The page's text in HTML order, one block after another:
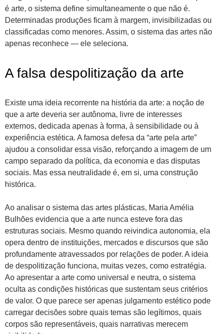
é arte, o sistema define simultaneamente o que não é.
Determinadas produções ficam à margem, invisibilizadas ou
classificadas como menores. Assim, o sistema das artes não
apenas reconhece — ele seleciona.
A falsa despolitização da arte
Existe uma ideia recorrente na história da arte: a noção de
que a arte deveria ser autônoma, livre de interesses
externos, dedicada apenas à forma, à sensibilidade ou à
experiência estética. A famosa defesa da “arte pela arte”
ajudou a consolidar essa visão, reforçando a imagem de um
campo separado da política, da economia e das disputas
sociais. Mas essa neutralidade é, em si, uma construção
histórica.
Ao analisar o sistema das artes plásticas, Maria Amélia
Bulhões evidencia que a arte nunca esteve fora das
estruturas sociais. Mesmo quando reivindica autonomia, ela
opera dentro de instituições, mercados e discursos que são
profundamente atravessados por relações de poder. A ideia
de despolitização funciona, muitas vezes, como estratégia.
Ao apresentar a arte como universal e neutra, o sistema
oculta as condições históricas que sustentam seus critérios
de valor. O que parece ser apenas julgamento estético pode
carregar decisões sobre quais temas são legítimos, quais
corpos são representáveis, quais narrativas merecem